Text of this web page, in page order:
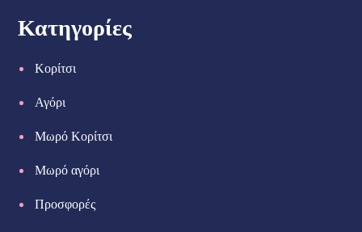
Κατηγορίες
Κορίτσι
Αγόρι
Μωρό Κορίτσι
Μωρό αγόρι
Προσφορές